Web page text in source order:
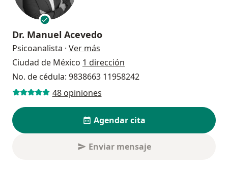
Dr. Manuel Acevedo
Psicoanalista · Ver más
Ciudad de México 1 dirección
No. de cédula: 9838663 11958242
48 opiniones
Agendar cita
Enviar mensaje